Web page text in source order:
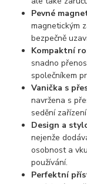
Pevné
magnetickým
bezpečně
Kompaktní
snadno
společníkem
Vanička s
navržena s
sedění
Design a
nejenže
osobnost a
používání.
Perfektní